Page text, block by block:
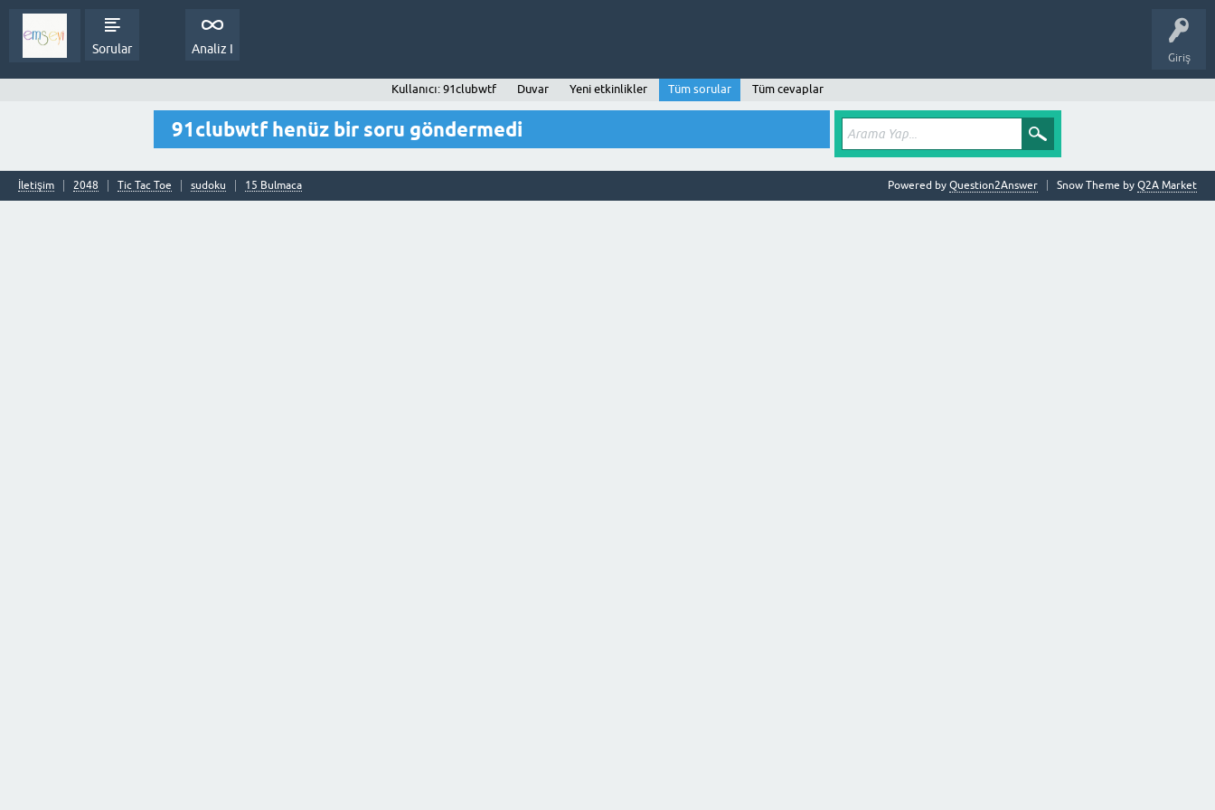
Giriş
Sorular Analiz I
Kullanıcı: 91clubwtf Duvar Yeni etkinlikler Tüm sorular Tüm cevaplar
91clubwtf henüz bir soru göndermedi
İletişim 2048 Tic Tac Toe sudoku 15 Bulmaca Snow Theme by Q2A Market
Powered by Question2Answer